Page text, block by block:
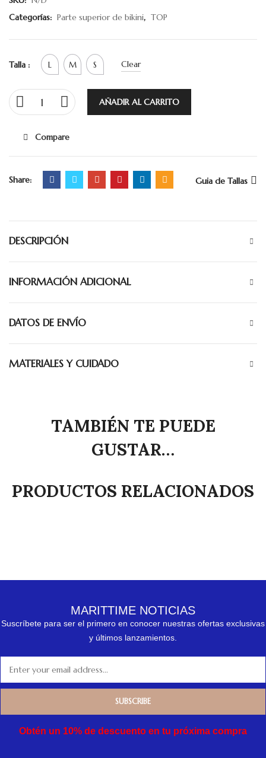
Categorías: Parte superior de bikini, TOP
Talla : L M S Clear
AÑADIR AL CARRITO
Compare
Share: Guia de Tallas
DESCRIPCIÓN
INFORMACIÓN ADICIONAL
DATOS DE ENVÍO
MATERIALES Y CUIDADO
TAMBIÉN TE PUEDE
GUSTAR…
PRODUCTOS RELACIONADOS
MARITTIME NOTICIAS
Suscríbete para ser el primero en conocer nuestras ofertas exclusivas
y últimos lanzamientos.
Obtén un 10% de descuento en tu próxima compra